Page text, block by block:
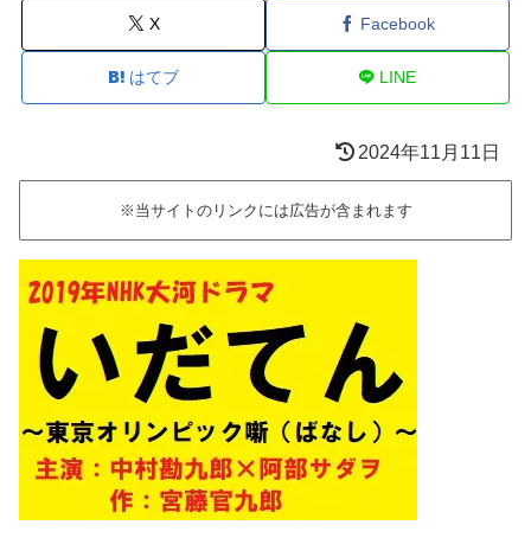
X Facebook
はてブ LINE
2024年11月11日
※当サイトのリンクには広告が含まれます